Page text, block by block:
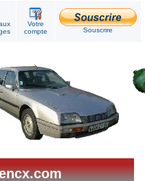
Votre
compte
Souscrire